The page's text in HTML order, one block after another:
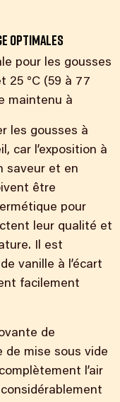
optimales
pour les gousses
25 °C (59 à 77
maintenu à
les gousses à
car l’exposition à
saveur et en
être
pour
leur qualité et
Il est
vanille à l’écart
facilement
de
de mise sous vide
l’air